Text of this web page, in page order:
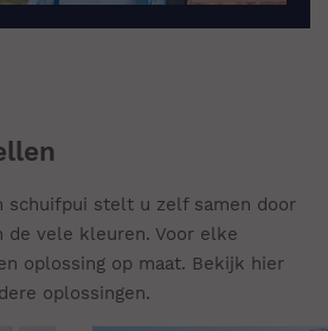
schuifpui stelt u zelf samen door
de vele kleuren. Voor elke
oplossing op maat. Bekijk hier
oplossingen.